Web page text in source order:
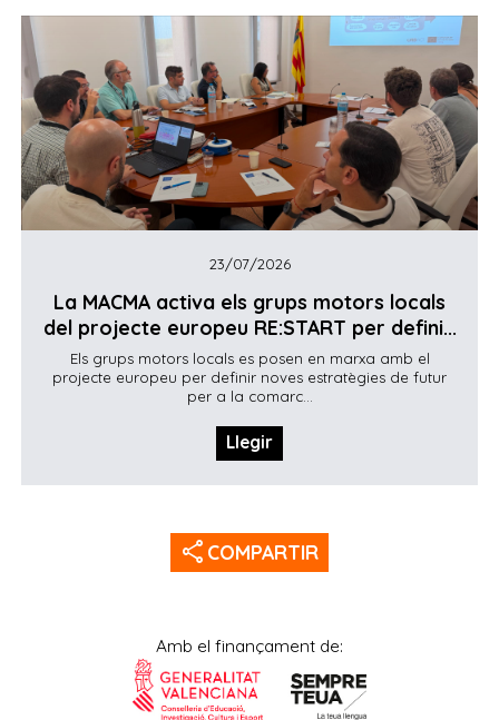
23/07/2026
La MACMA activa els grups motors locals
del projecte europeu RE:START per defini...
Els grups motors locals es posen en marxa amb el
projecte europeu per definir noves estratègies de futur
per a la comarc...
Llegir
share COMPARTIR
Amb el finançament de: